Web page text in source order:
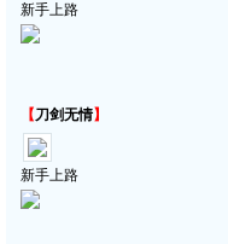
新手上路
【刀剑无情】
新手上路